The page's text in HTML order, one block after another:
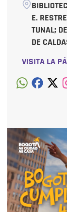
E.
TUNAL;
DE
VISITA LA